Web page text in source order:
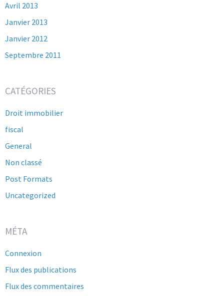
Avril 2013
Janvier 2013
Janvier 2012
Septembre 2011
CATÉGORIES
Droit immobilier
fiscal
General
Non classé
Post Formats
Uncategorized
MÉTA
Connexion
Flux des publications
Flux des commentaires